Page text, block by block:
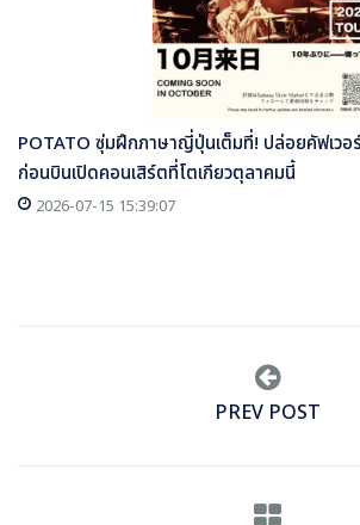
POTATO ซุ่มฝึกภาษาญี่ปุ่นเต็มที่! ปล่อยคัฟเว
ก่อนบินเปิดคอนเสิร์ตที่โตเกียวตุลาคมนี้
2026-07-15 15:39:07
PREV POST